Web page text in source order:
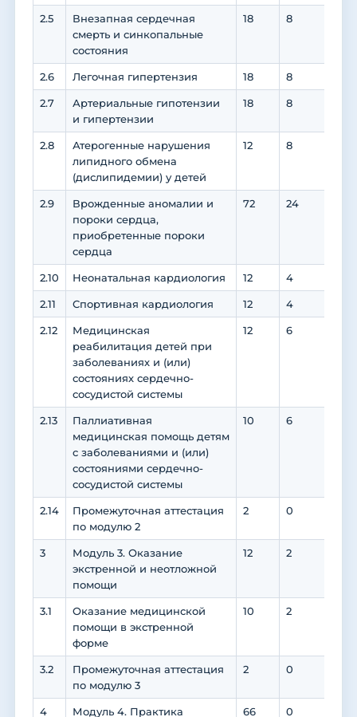
2.5
Внезапная сердечная
смерть и синкопальные
состояния
18 8
2.6 Легочная гипертензия 18 8
2.7
Артериальные гипотензии
и гипертензии
18 8
2.8
Атерогенные нарушения
липидного обмена
(дислипидемии) у детей
12 8
2.9
Врожденные аномалии и
пороки сердца,
приобретенные пороки
сердца
72 24
2.10 Неонатальная кардиология 12 4
2.11 Спортивная кардиология 12 4
2.12
Медицинская
реабилитация детей при
заболеваниях и (или)
состояниях сердечно-
сосудистой системы
12 6
2.13
Паллиативная
медицинская помощь детям
с заболеваниями и (или)
состояниями сердечно-
сосудистой системы
10 6
2.14
Промежуточная аттестация
по модулю 2
2 0
3
Модуль 3. Оказание
экстренной и неотложной
помощи
12 2
3.1
Оказание медицинской
помощи в экстренной
форме
10 2
3.2
Промежуточная аттестация
по модулю 3
2 0
4 Модуль 4. Практика 66 0